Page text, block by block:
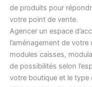
de produits pour
votre point de vente.
Agencer un espace
l’aménagement de
modules caisses,
de possibilités selon
votre boutique et le type